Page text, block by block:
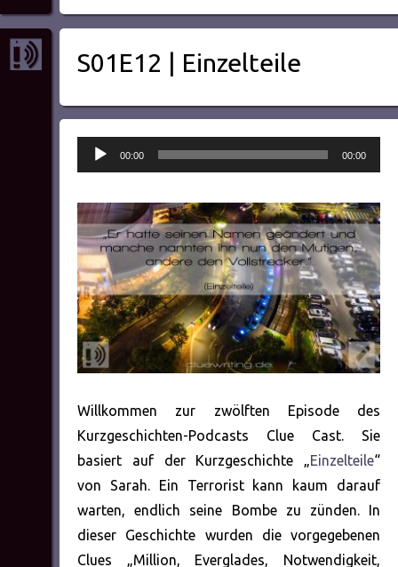
S01E12 | Einzelteile
Audio-
Player
00:00 00:00
Willkommen zur zwölften Episode des
Kurzgeschichten-Podcasts Clue Cast. Sie
basiert auf der Kurzgeschichte „Einzelteile“
von Sarah. Ein Terrorist kann kaum darauf
warten, endlich seine Bombe zu zünden. In
dieser Geschichte wurden die vorgegebenen
Clues „Million, Everglades, Notwendigkeit,